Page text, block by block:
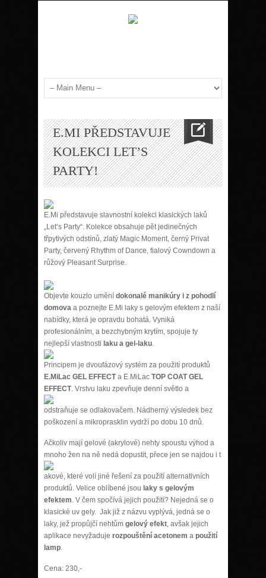
E.MI PŘEDSTAVUJE
KOLEKCI LET’S
PARTY!
E.Mi představuje slavnostní kolekci klasických laků
„Let’s Party“. Kolekce obsahuje pět jedinečných
třpytivých odstínů, zlatý Magic Moment, černý Privat
Party, červený Rhythm of Dance, fialový Cowndown a
růžový Pleasant Surprise.
Objevte kouzlo umění dokonalé manikúry i z pohodlí
domova a poznejte E.Mi laky s gelovým efektem z naší
nabídky, která je opravdu bohatá. Vyniká
profesionálním, a bezchybným krytím, spojuje ty
nejlepší vlastnosti laku a gel-laku.
Principem je dvoufázový systém za použití produktů
E.MiLac GEL EFFECTa E.MiLac TOP COAT GEL
EFFECT. Vrstvu laku zpevňuje denní světlo a
odstraňuje se odlakovačem. Nádherný výsledek bez
poškození a mikroprasklin vydrží po dobu 10 dnů.
Ačkoliv mají gelové (akrylové) nehty spoustu výhod a
mnoho žen na ně nedá dopustit, přece jen se najdou i t
akové, které volí jiné řešení za použití alternativních
produktů. Velice oblíbené jsou laky s gelovým
efektem. V čem spočívá jejich použití? Nejedná se o
klasické uv gely. Jak již z názvu vyplývá, jedná se o
laky, jež propůjčí nehtům gelový efekt, avšak jejich
aplikace nevyžaduje rozpouštění acetonem a použití
lamp.
Cena: 230,-